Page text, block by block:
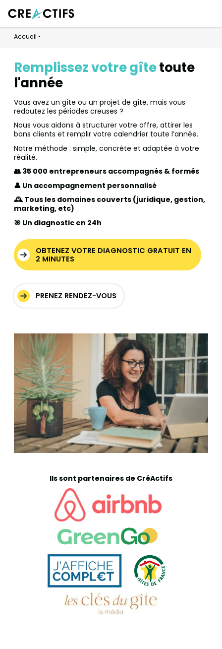
Accueil •
Remplissez votre gîtetoute
l'année
Vous avez un gîte ou un projet de gîte, mais vous
redoutez les périodes creuses ?
Nous vous aidons à structurer votre offre, attirer les
bons clients et remplir votre calendrier toute l’année.
Notre méthode : simple, concrète et adaptée à votre
réalité.
👥 35 000 entrepreneurs accompagnés & formés
👤 Un accompagnement personnalisé
🕰️ Tous les domaines couverts (juridique, gestion,
marketing, etc)
🎯 Un diagnostic en 24h
OBTENEZ VOTRE DIAGNOSTIC GRATUIT EN
2 MINUTES
PRENEZ RENDEZ-VOUS
Ils sont partenaires de CréActifs